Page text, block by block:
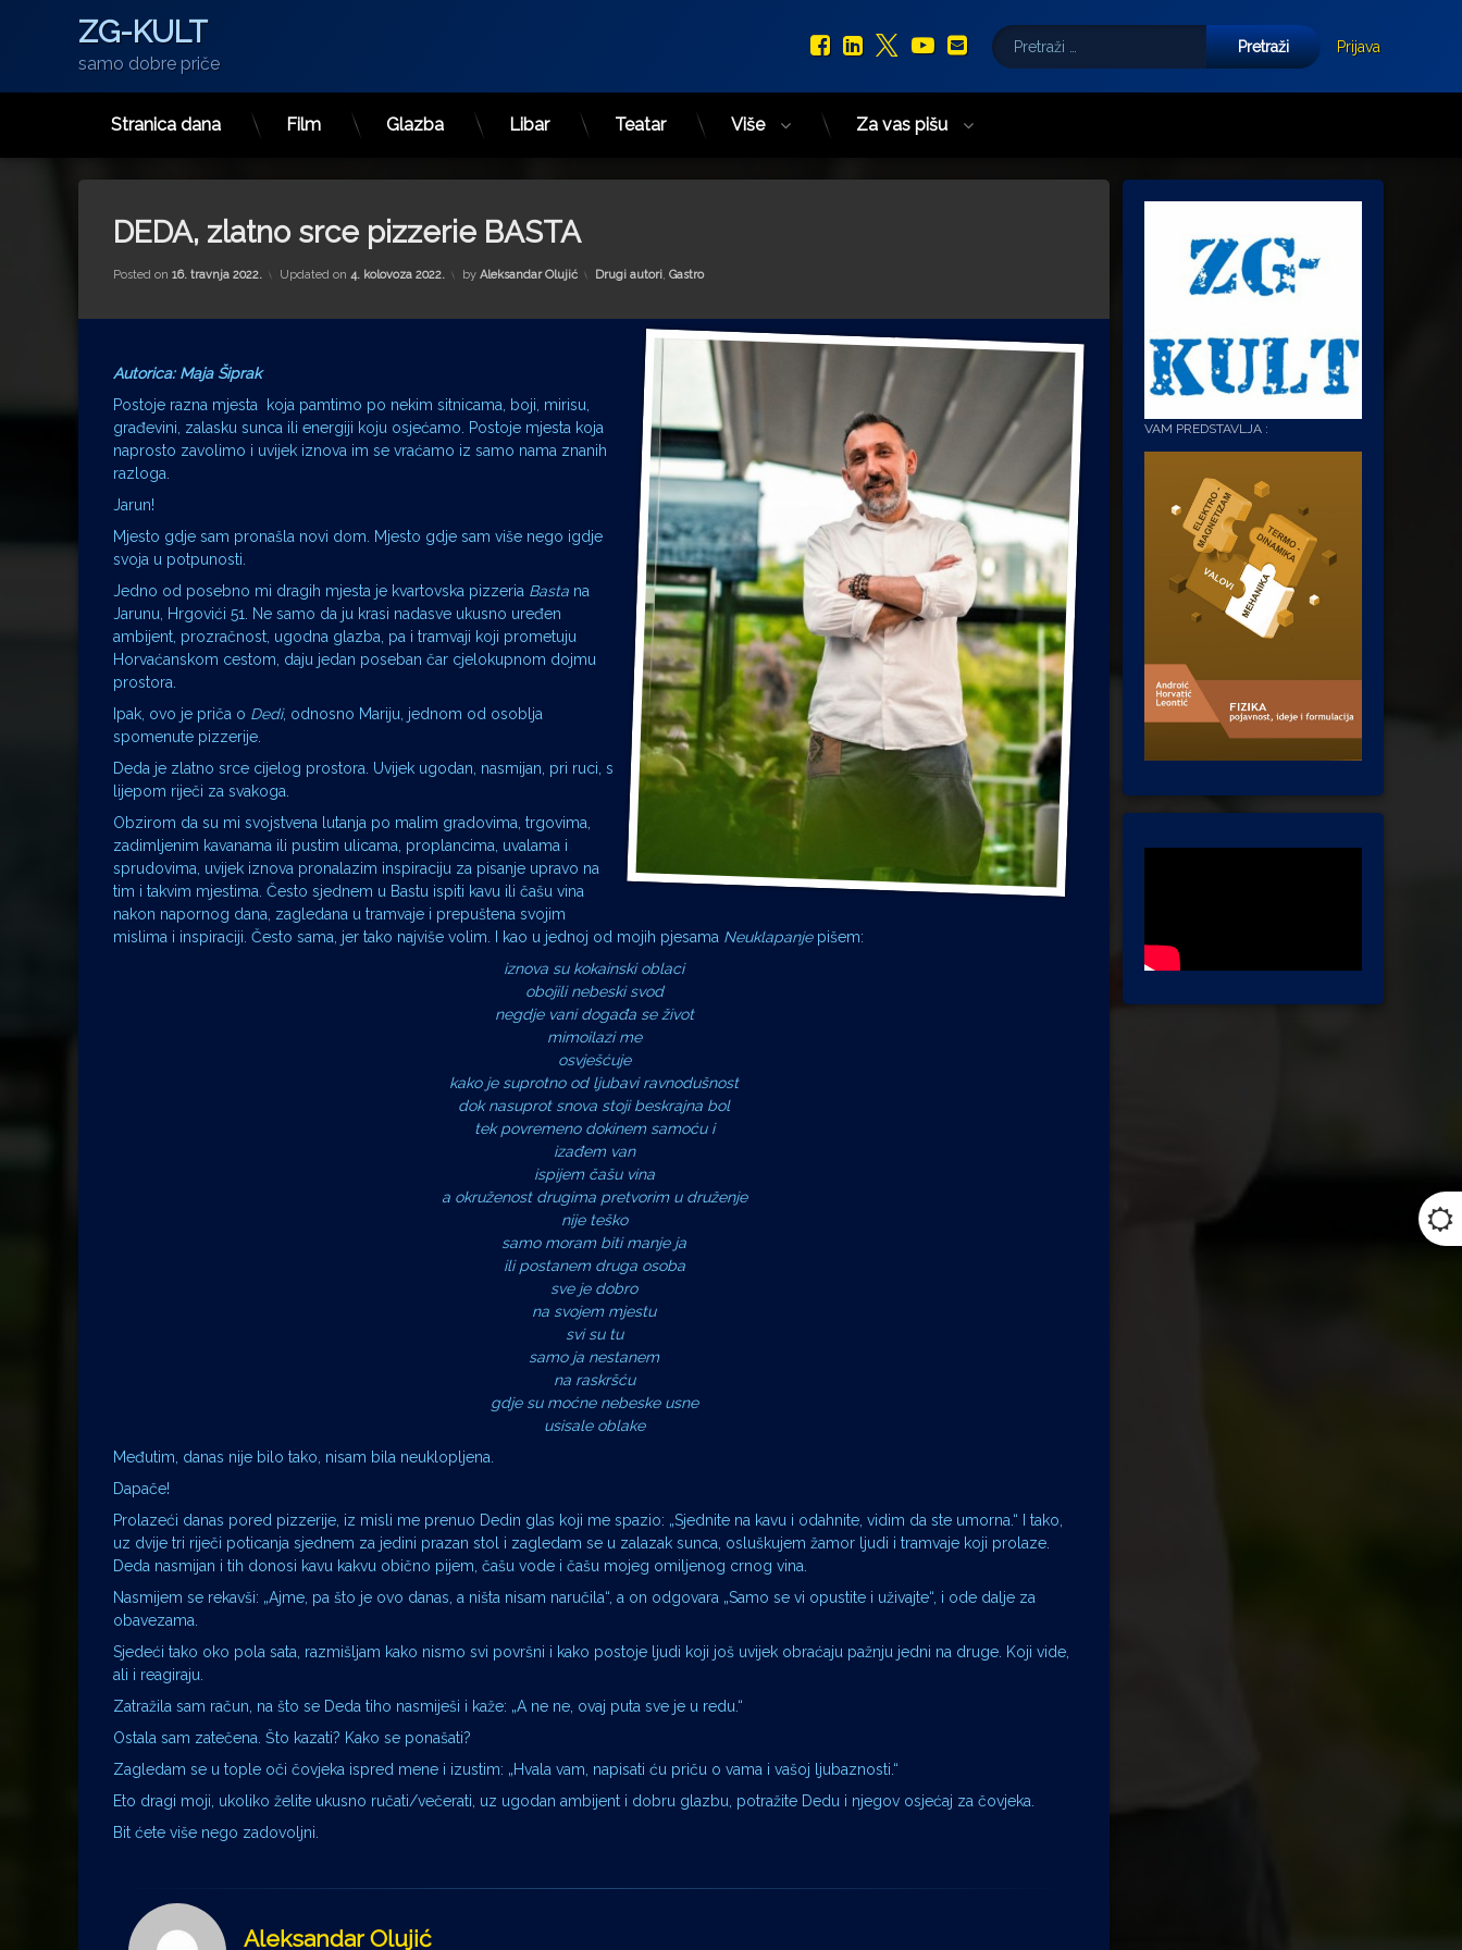
Preskoči
ZG-KULT
samo dobre priče
Facebook
LinkedIn
X.com
YouTube
E-mail
Pretraži:
Prijava
Stranica dana Film Glazba Libar Teatar Više Za vas pišu
DEDA, zlatno srce pizzerie BASTA
Posted on 16. travnja 2022. Updated on 4. kolovoza 2022. by Aleksandar Olujić Kategorije:
Drugi autori, Gastro
Autorica: Maja Šiprak
Postoje razna mjesta koja pamtimo po nekim sitnicama, boji, mirisu,
građevini, zalasku sunca ili energiji koju osjećamo. Postoje mjesta koja
naprosto zavolimo i uvijek iznova im se vraćamo iz samo nama znanih
razloga.
Jarun!
Mjesto gdje sam pronašla novi dom. Mjesto gdje sam više nego igdje
svoja u potpunosti.
Jedno od posebno mi dragih mjesta je kvartovska pizzeria Basta na
Jarunu, Hrgovići 51. Ne samo da ju krasi nadasve ukusno uređen
ambijent, prozračnost, ugodna glazba, pa i tramvaji koji prometuju
Horvaćanskom cestom, daju jedan poseban čar cjelokupnom dojmu
prostora.
Ipak, ovo je priča o Dedi, odnosno Mariju, jednom od osoblja
spomenute pizzerije.
Deda je zlatno srce cijelog prostora. Uvijek ugodan, nasmijan, pri ruci, s
lijepom riječi za svakoga.
Obzirom da su mi svojstvena lutanja po malim gradovima, trgovima,
zadimljenim kavanama ili pustim ulicama, proplancima, uvalama i
sprudovima, uvijek iznova pronalazim inspiraciju za pisanje upravo na
tim i takvim mjestima. Često sjednem u Bastu ispiti kavu ili čašu vina
nakon napornog dana, zagledana u tramvaje i prepuštena svojim
mislima i inspiraciji. Često sama, jer tako najviše volim. I kao u jednoj od mojih pjesama Neuklapanjepišem:
iznova su kokainski oblaci
obojili nebeski svod
negdje vani događa se život
mimoilazi me
osvješćuje
kako je suprotno od ljubavi ravnodušnost
dok nasuprot snova stoji beskrajna bol
tek povremeno dokinem samoću i
izađem van
ispijem čašu vina
a okruženost drugima pretvorim u druženje
nije teško
samo moram biti manje ja
ili postanem druga osoba
sve je dobro
na svojem mjestu
svi su tu
samo ja nestanem
na raskršću
gdje su moćne nebeske usne
usisale oblake
Međutim, danas nije bilo tako, nisam bila neuklopljena.
Dapače!
Prolazeći danas pored pizzerije, iz misli me prenuo Dedin glas koji me spazio: „Sjednite na kavu i odahnite, vidim da ste umorna.“ I tako,
uz dvije tri riječi poticanja sjednem za jedini prazan stol i zagledam se u zalazak sunca, osluškujem žamor ljudi i tramvaje koji prolaze.
Deda nasmijan i tih donosi kavu kakvu obično pijem, čašu vode i čašu mojeg omiljenog crnog vina.
Nasmijem se rekavši: „Ajme, pa što je ovo danas, a ništa nisam naručila“, a on odgovara „Samo se vi opustite i uživajte“, i ode dalje za
obavezama.
Sjedeći tako oko pola sata, razmišljam kako nismo svi površni i kako postoje ljudi koji još uvijek obraćaju pažnju jedni na druge. Koji vide,
ali i reagiraju.
Zatražila sam račun, na što se Deda tiho nasmiješi i kaže: „A ne ne, ovaj puta sve je u redu.“
Ostala sam zatečena. Što kazati? Kako se ponašati?
Zagledam se u tople oči čovjeka ispred mene i izustim: „Hvala vam, napisati ću priču o vama i vašoj ljubaznosti.“
Eto dragi moji, ukoliko želite ukusno ručati/večerati, uz ugodan ambijent i dobru glazbu, potražite Dedu i njegov osjećaj za čovjeka.
Bit ćete više nego zadovoljni.
Aleksandar Olujić
VAM PREDSTAVLJA :